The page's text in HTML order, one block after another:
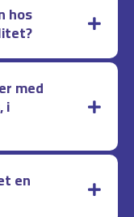
hos
med
i
en